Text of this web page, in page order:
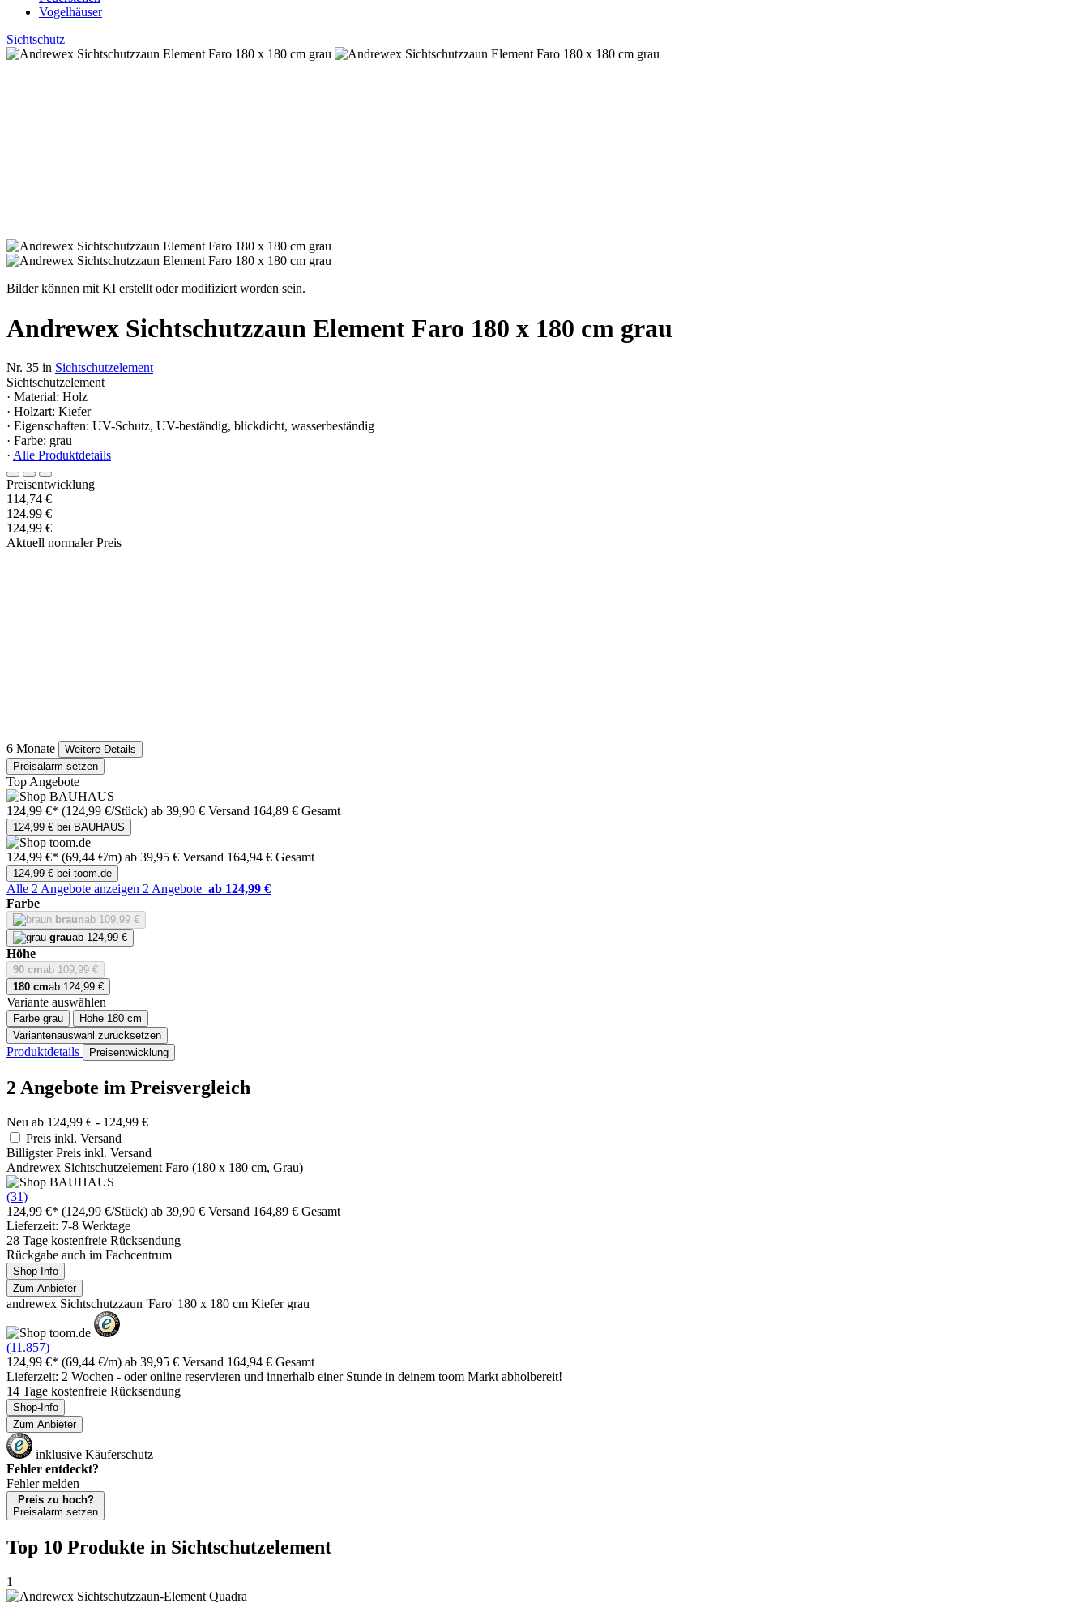
Vogelhäuser
Sichtschutz
Bilder können mit KI erstellt oder modifiziert worden sein.
Andrewex Sichtschutzzaun Element Faro 180 x 180 cm grau
Nr. 35 in Sichtschutzelement
Sichtschutzelement
· Material: Holz
· Holzart: Kiefer
· Eigenschaften: UV-Schutz, UV-beständig, blickdicht, wasserbeständig
· Farbe: grau
· Alle Produktdetails
Preisentwicklung
114,74 €
124,99 €
124,99 €
Aktuell normaler Preis
6 Monate
Weitere Details
Preisalarm setzen
Top Angebote
124,99 €* (124,99 €/Stück) ab 39,90 € Versand 164,89 € Gesamt
124,99 € bei BAUHAUS
124,99 €* (69,44 €/m) ab 39,95 € Versand 164,94 € Gesamt
124,99 € bei toom.de
Alle 2 Angebote anzeigen 2 Angebote ab 124,99 €
Farbe
braunab 109,99 €
grauab 124,99 €
Höhe
90 cmab 109,99 €
180 cmab 124,99 €
Variante auswählen
Farbe grau Höhe 180 cm
Variantenauswahl zurücksetzen
Produktdetails Preisentwicklung
2 Angebote im Preisvergleich
Neu ab 124,99 € - 124,99 €
Preis inkl. Versand
Billigster Preis inkl. Versand
Andrewex Sichtschutzelement Faro (180 x 180 cm, Grau)
(31)
124,99 €* (124,99 €/Stück) ab 39,90 € Versand 164,89 € Gesamt
Lieferzeit: 7-8 Werktage
28 Tage kostenfreie Rücksendung
Rückgabe auch im Fachcentrum
Shop-Info
Zum Anbieter
andrewex Sichtschutzzaun 'Faro' 180 x 180 cm Kiefer grau
(11.857)
124,99 €* (69,44 €/m) ab 39,95 € Versand 164,94 € Gesamt
Lieferzeit: 2 Wochen - oder online reservieren und innerhalb einer Stunde in deinem toom Markt abholbereit!
14 Tage kostenfreie Rücksendung
Shop-Info
Zum Anbieter
inklusive Käuferschutz
Fehler entdeckt?
Fehler melden
Preis zu hoch?
Preisalarm setzen
Top 10 Produkte in Sichtschutzelement
1